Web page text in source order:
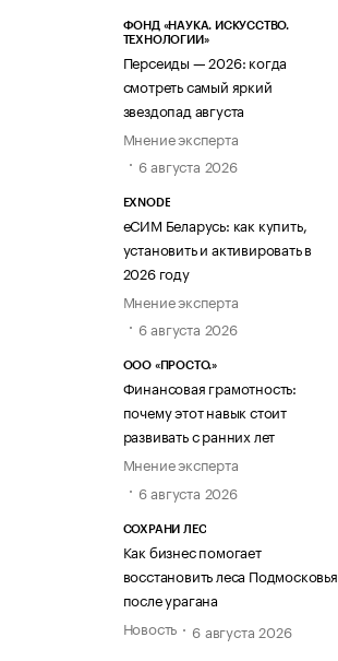
ФОНД «НАУКА. ИСКУССТВО.
ТЕХНОЛОГИИ»
Персеиды — 2026: когда
смотреть самый яркий
звездопад августа
Мнение эксперта
6 августа 2026
EXNODE
еСИМ Беларусь: как купить,
установить и активировать в
2026 году
Мнение эксперта
6 августа 2026
ООО «ПРОСТО.»
Финансовая грамотность:
почему этот навык стоит
развивать с ранних лет
Мнение эксперта
6 августа 2026
СОХРАНИ ЛЕС
Как бизнес помогает
восстановить леса Подмосковья
после урагана
Новость
6 августа 2026